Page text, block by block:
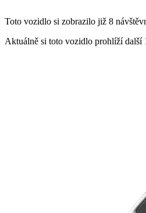
Toto vozidlo si zobrazilo již 8
Aktuálně si toto vozidlo prohlíží další